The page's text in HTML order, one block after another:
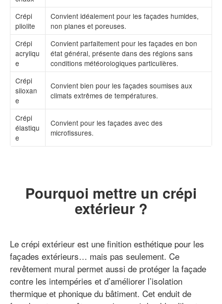
Crépi
pliolite
Convient idéalement pour les façades humides,
non planes et poreuses.
Crépi
acryliqu
e
Convient parfaitement pour les façades en bon
état général, présente dans des régions sans
conditions météorologiques particulières.
Crépi
siloxan
e
Convient bien pour les façades soumises aux
climats extrêmes de températures.
Crépi
élastiqu
e
Convient pour les façades avec des
microfissures.
Pourquoi mettre un crépi
extérieur ?
Le crépi extérieur est une finition esthétique pour les
façades extérieurs… mais pas seulement. Ce
revêtement mural permet aussi de protéger la façade
contre les intempéries et d’améliorer l’isolation
thermique et phonique du bâtiment. Cet enduit de